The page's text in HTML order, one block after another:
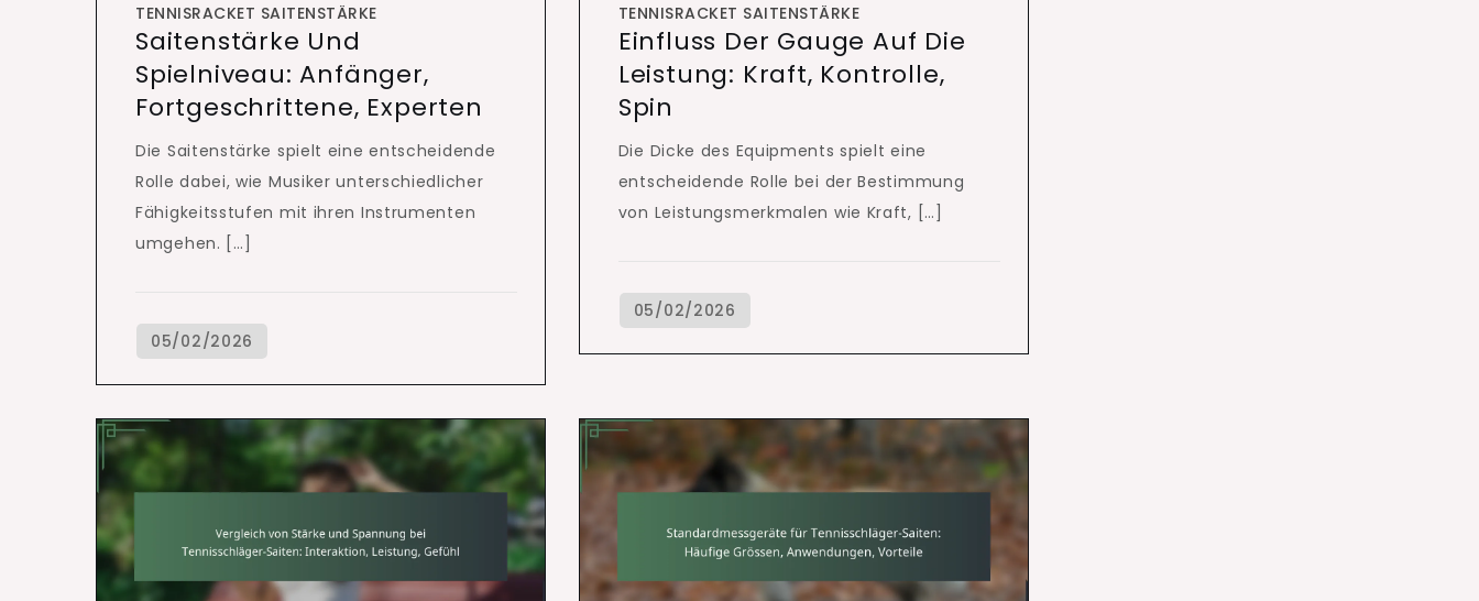
TENNISRACKET SAITENSTÄRKE
Saitenstärke Und
Spielniveau: Anfänger,
Fortgeschrittene, Experten
Die Saitenstärke spielt eine entscheidende
Rolle dabei, wie Musiker unterschiedlicher
Fähigkeitsstufen mit ihren Instrumenten
umgehen. […]
TENNISRACKET SAITENSTÄRKE
Einfluss Der Gauge Auf Die
Leistung: Kraft, Kontrolle,
Spin
Die Dicke des Equipments spielt eine
entscheidende Rolle bei der Bestimmung
von Leistungsmerkmalen wie Kraft, […]